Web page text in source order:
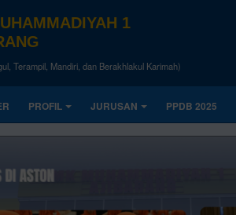
1
Terampil, Mandiri, dan Berakhlakul Karimah)
PROFIL JURUSAN PPDB 2025